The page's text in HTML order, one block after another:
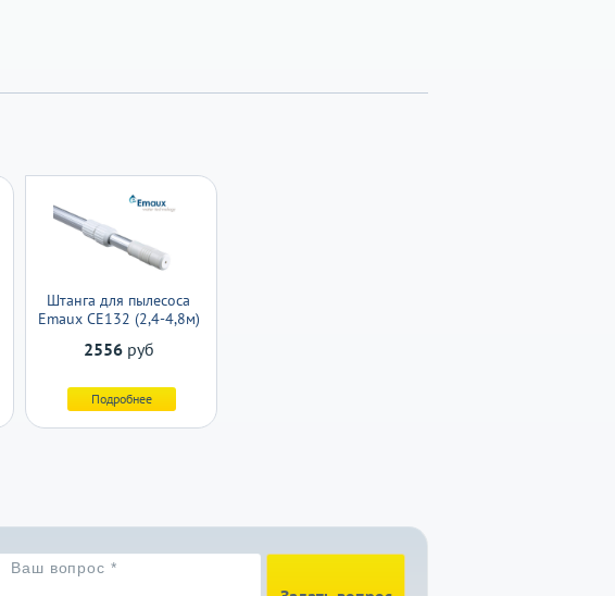
Штанга для пылесоса
Emaux CE132 (2,4-4,8м)
2556руб
Подробнее